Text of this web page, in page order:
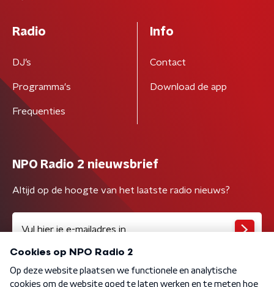
Radio
DJ’s
Programma's
Frequenties
Info
Contact
Download de app
NPO Radio 2 nieuwsbrief
Altijd op de hoogte van het laatste radio nieuws?